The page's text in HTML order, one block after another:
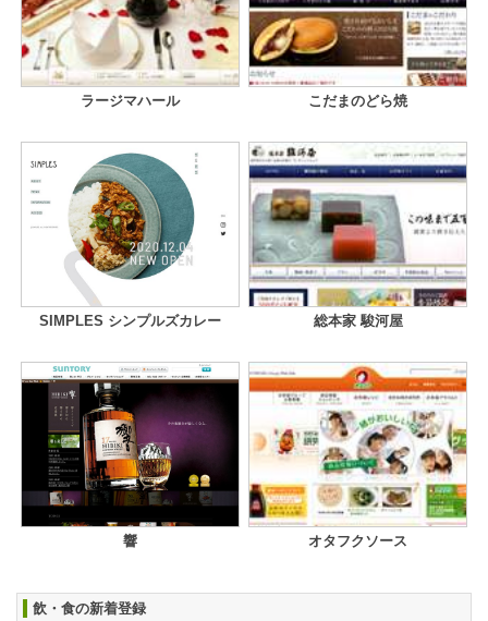
ラージマハール こだまのどら焼
SIMPLES シンプルズカレー 総本家 駿河屋
響 オタフクソース
飲・食の新着登録